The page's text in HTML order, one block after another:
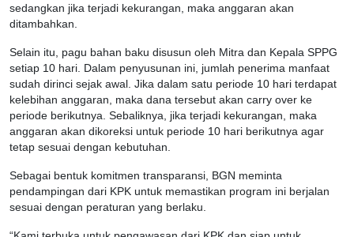
sedangkan jika terjadi kekurangan, maka anggaran akan
ditambahkan.
Selain itu, pagu bahan baku disusun oleh Mitra dan Kepala SPPG
setiap 10 hari. Dalam penyusunan ini, jumlah penerima manfaat
sudah dirinci sejak awal. Jika dalam satu periode 10 hari terdapat
kelebihan anggaran, maka dana tersebut akan carry over ke
periode berikutnya. Sebaliknya, jika terjadi kekurangan, maka
anggaran akan dikoreksi untuk periode 10 hari berikutnya agar
tetap sesuai dengan kebutuhan.
Sebagai bentuk komitmen transparansi, BGN meminta
pendampingan dari KPK untuk memastikan program ini berjalan
sesuai dengan peraturan yang berlaku.